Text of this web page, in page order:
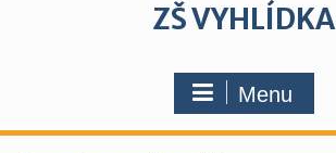
ZŠ VYHLÍDKA
Menu